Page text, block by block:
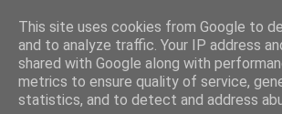
This site uses cookies from Google to
and to analyze traffic. Your IP address
shared with Google along with
metrics to ensure quality of service,
statistics, and to detect and address